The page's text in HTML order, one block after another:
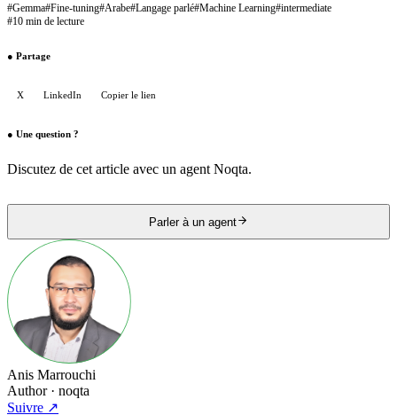
#Gemma#Fine-tuning#Arabe#Langage parlé#Machine Learning#intermediate
#10 min de lecture
● Partage
X LinkedIn Copier le lien
● Une question ?
Discutez de cet article avec un agent Noqta.
Parler à un agent
Anis Marrouchi
Author· noqta
Suivre ↗